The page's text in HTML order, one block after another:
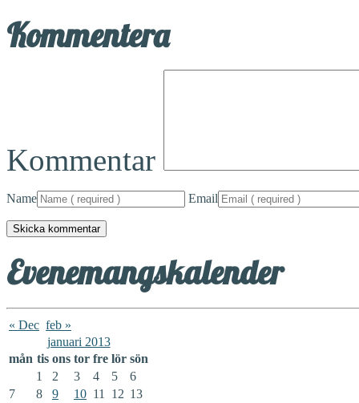
Kommentera
Kommentar
Name Email
Evenemangskalender
« Dec feb »
januari 2013
mån tis ons tor fre lör sön
1
2 3 4 5
6
7
8 9 10 11 12 13